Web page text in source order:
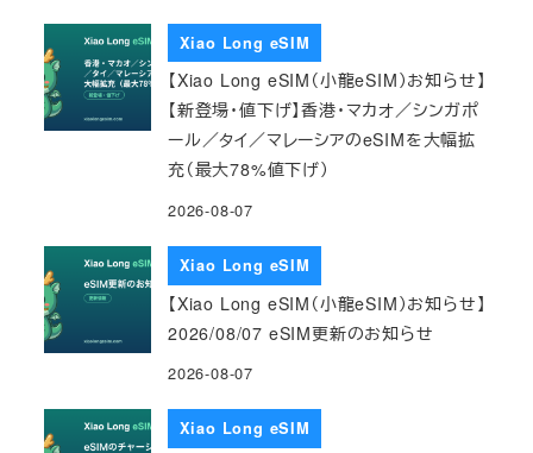
Xiao Long eSIM
【Xiao Long eSIM（小龍eSIM）お知らせ】
【新登場・値下げ】香港・マカオ／シンガポ
ール／タイ／マレーシアのeSIMを大幅拡
充（最大78%値下げ）
2026-08-07
Xiao Long eSIM
【Xiao Long eSIM（小龍eSIM）お知らせ】
2026/08/07 eSIM更新のお知らせ
2026-08-07
Xiao Long eSIM